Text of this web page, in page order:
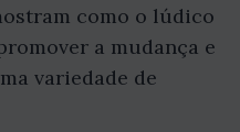
como o lúdico
a mudança e
variedade de